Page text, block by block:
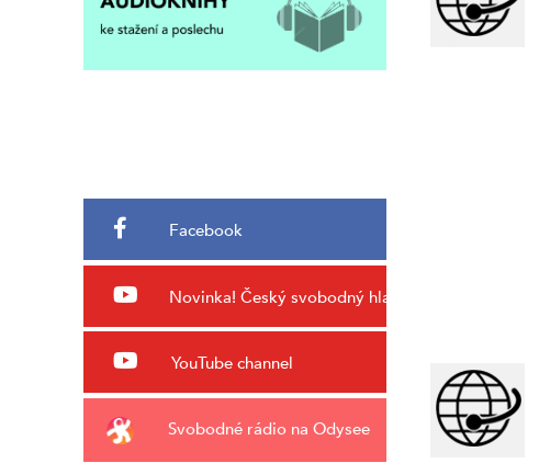
Facebook
Novinka! Český svobodný hlas
YouTube channel
Svobodné rádio na Odysee